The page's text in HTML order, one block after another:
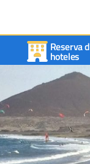
Reserva
hoteles